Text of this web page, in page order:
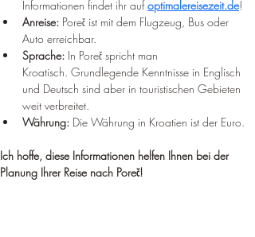
Informationen findet ihr auf optimalereisezeit.de!
Anreise: Poreč ist mit dem Flugzeug, Bus oder
Auto erreichbar.
Sprache: In Poreč spricht man
Kroatisch. Grundlegende Kenntnisse in Englisch
und Deutsch sind aber in touristischen Gebieten
weit verbreitet.
Währung: Die Währung in Kroatien ist der Euro.
Ich hoffe, diese Informationen helfen Ihnen bei der
Planung Ihrer Reise nach Poreč!